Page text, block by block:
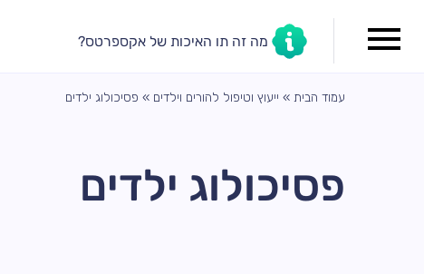
מה זה תו האיכות של אקספרטס?
עמוד הבית » ייעוץ וטיפול להורים וילדים » פסיכולוג ילדים
פסיכולוג ילדים